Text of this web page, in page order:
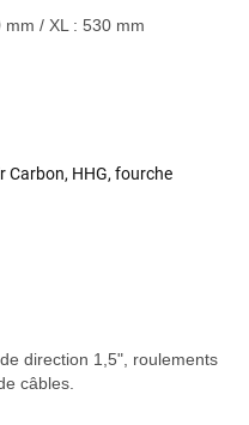
/ XL : 530 mm
Carbon, HHG, fourche
direction 1,5", roulements
câbles.